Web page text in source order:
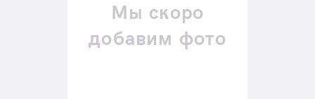
Мы скоро
добавим фото